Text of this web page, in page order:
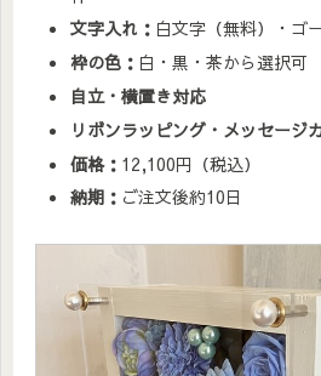
文字入れ： 白文字（無料）・ゴ
枠の色： 白・黒・茶から選択可
自立・横置き対応
リボンラッピング・メッセージ
価格： 12,100円（税込）
納期： ご注文後約10日